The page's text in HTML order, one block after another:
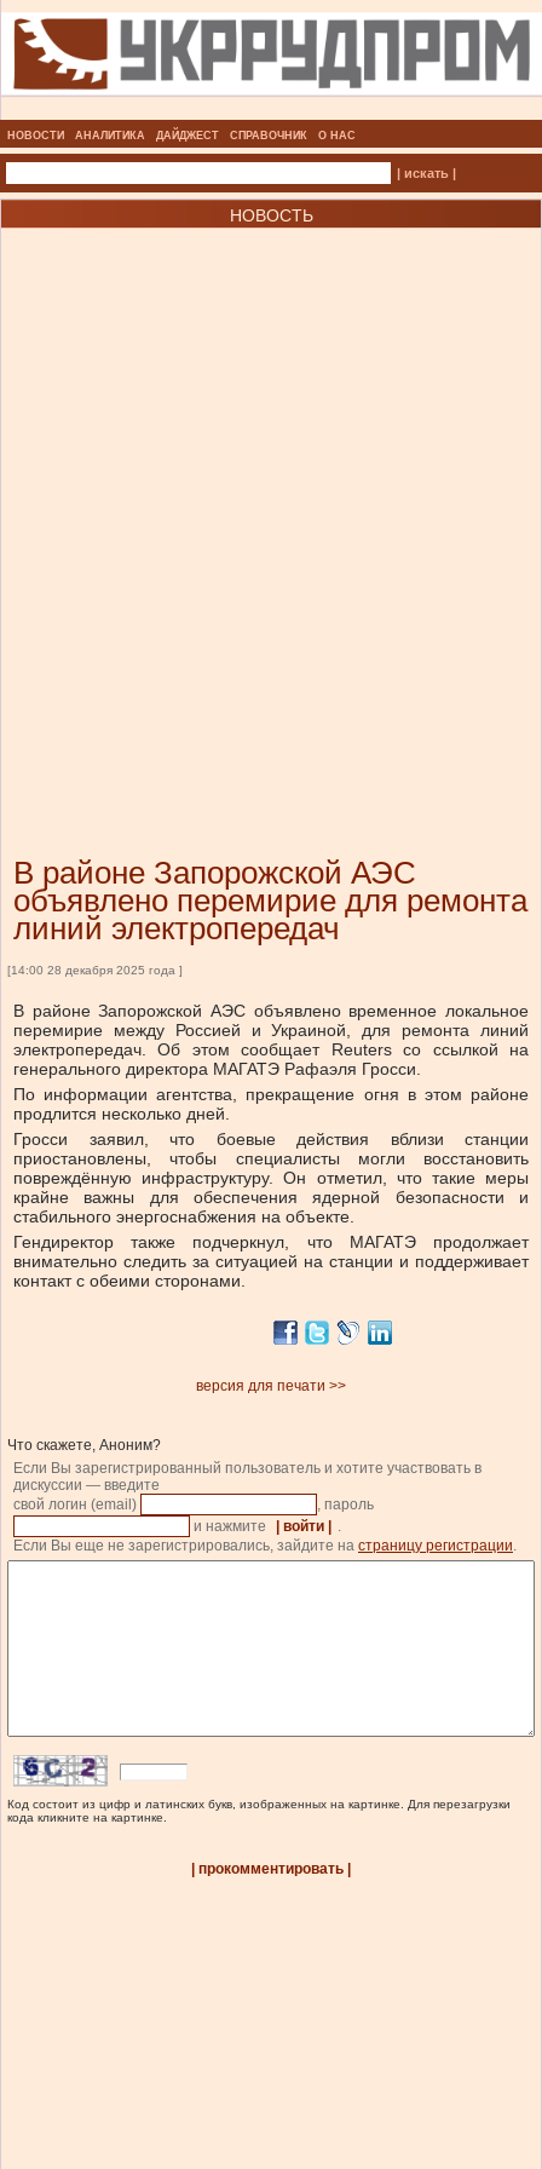
НОВОСТИ АНАЛИТИКА ДАЙДЖЕСТ СПРАВОЧНИК О НАС
| искать |
НОВОСТЬ
В районе Запорожской АЭС
объявлено перемирие для ремонта
линий электропередач
[14:00 28 декабря 2025 года ]
В районе Запорожской АЭС объявлено временное локальное
перемирие между Россией и Украиной, для ремонта линий
электропередач. Об этом сообщает Reuters со ссылкой на
генерального директора МАГАТЭ Рафаэля Гросси.
По информации агентства, прекращение огня в этом районе
продлится несколько дней.
Гросси заявил, что боевые действия вблизи станции
приостановлены, чтобы специалисты могли восстановить
повреждённую инфраструктуру. Он отметил, что такие меры
крайне важны для обеспечения ядерной безопасности и
стабильного энергоснабжения на объекте.
Гендиректор также подчеркнул, что МАГАТЭ продолжает
внимательно следить за ситуацией на станции и поддерживает
контакт с обеими сторонами.
версия для печати >>
Что скажете, Аноним?
Если Вы зарегистрированный пользователь и хотите участвовать в
дискуссии — введите
свой логин (email)
, пароль
и нажмите
| войти |
.
Если Вы еще не зарегистрировались, зайдите на страницу регистрации.
Код состоит из цифр и латинских букв, изображенных на картинке. Для перезагрузки
кода кликните на картинке.
| прокомментировать |